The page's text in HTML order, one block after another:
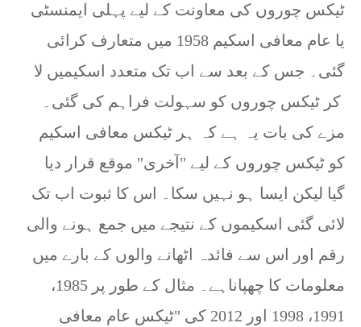
ٹیکس چوروں کی معاونت کے لیے پہلی ایمنسٹی
یا عام معافی اسکیم 1958 میں متعارف کرائی
گئی۔ جس کے بعد سے اب تک متعدد اسکیمیں لا
مزے کی بات یہ ہے کہ ہر ٹیکس معافی اسکیم
کو ٹیکس چوروں کے لیے "آخری" موقع قرار دیا
گیا لیکن ایسا ہو نہیں سکا۔ اس کا ثبوت اب تک
لائی گئی اسکیموں کے نتیجے میں جمع ہونے والی
رقم اور اس سے فائدہ اٹھانے والوں کے بارے میں
معلومات کا چھپاناہے۔ مثال کے طور پر 1985،
1991، 1998 اور 2012 کی "ٹیکس عام معافی